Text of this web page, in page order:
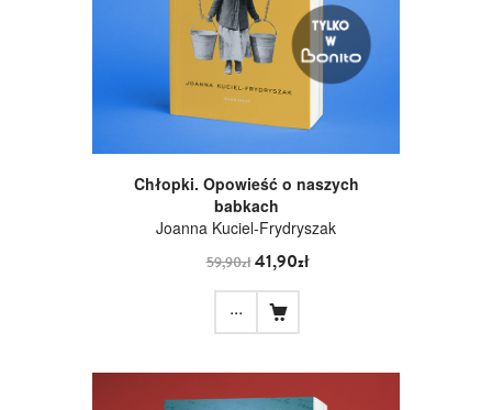
Chłopki. Opowieść o naszych
babkach
Joanna Kuciel-Frydryszak
59,90zł41,90zł
...